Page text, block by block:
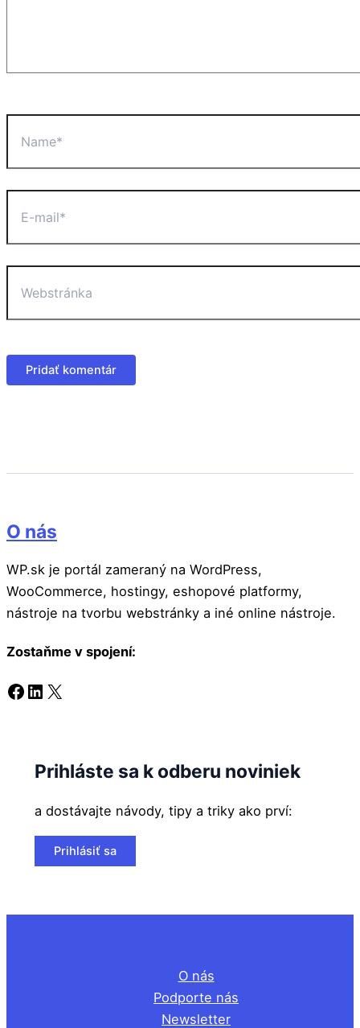
mail*
O nás
WP.sk je portál zameraný na WordPress,
WooCommerce, hostingy, eshopové platformy,
nástroje na tvorbu webstránky a iné online nástroje.
Zostaňme v spojení:
Facebook
LinkedIn
X
Prihláste sa k odberu noviniek
a dostávajte návody, tipy a triky ako prví:
Prihlásiť sa
O nás
Podporte nás
Newsletter